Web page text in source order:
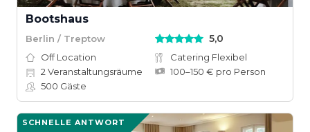
Bootshaus
Berlin / Treptow 5,0
Off Location
Catering Flexibel
2 Veranstaltungsräume
100–150 € pro Person
500 Gäste
SCHNELLE ANTWORT